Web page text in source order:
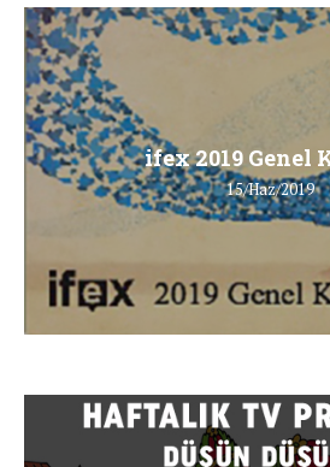
ifex 2019 Genel
15/Haz/2019